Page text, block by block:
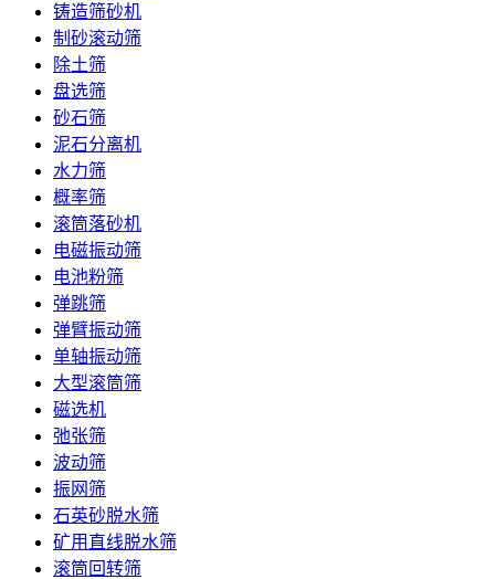
铸造筛砂机
制砂滚动筛
除土筛
盘选筛
砂石筛
泥石分离机
水力筛
概率筛
滚筒落砂机
电磁振动筛
电池粉筛
弹跳筛
弹臂振动筛
单轴振动筛
大型滚筒筛
磁选机
弛张筛
波动筛
振网筛
石英砂脱水筛
矿用直线脱水筛
滚筒回转筛